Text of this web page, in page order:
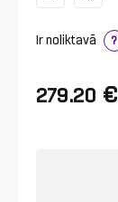
Ir noliktavā ?
279.20 €